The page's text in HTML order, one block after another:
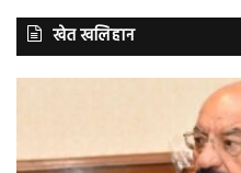
खेत खलिहान